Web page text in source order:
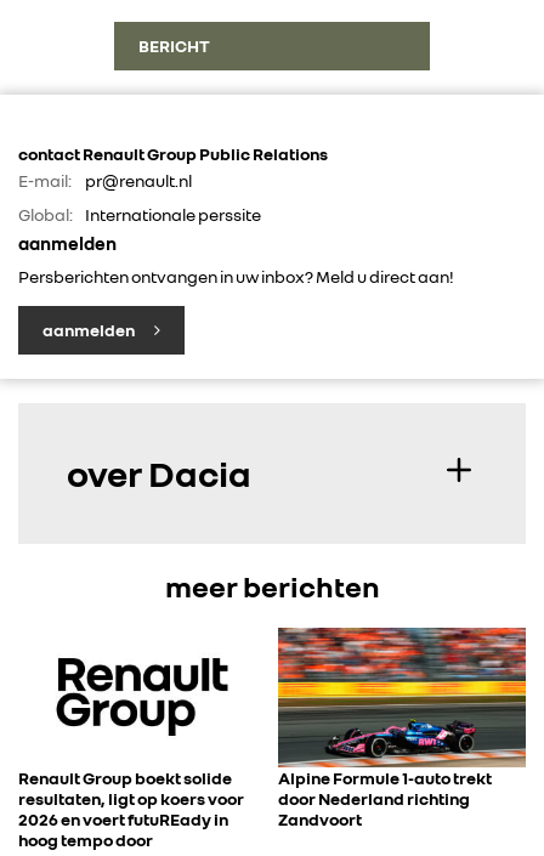
BERICHT
contact Renault Group Public Relations
E-mail:
pr@renault.nl
Global:
Internationale perssite
aanmelden
Persberichten ontvangen in uw inbox? Meld u direct aan!
aanmelden
over Dacia
meer berichten
Renault Group boekt solide
resultaten, ligt op koers voor
2026 en voert futuREady in
hoog tempo door
Alpine Formule 1-auto trekt
door Nederland richting
Zandvoort